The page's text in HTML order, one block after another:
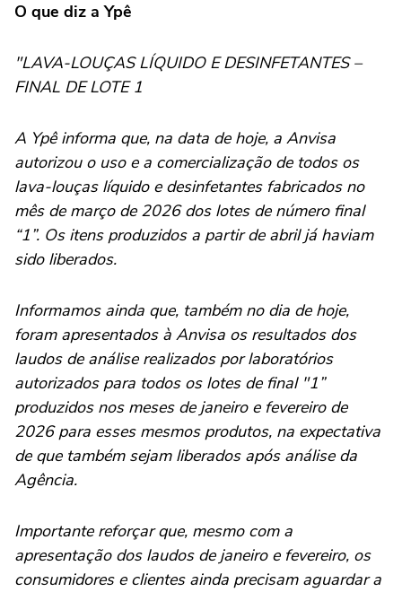
O que diz a Ypê
"LAVA-LOUÇAS LÍQUIDO E DESINFETANTES –
FINAL DE LOTE 1
A Ypê informa que, na data de hoje, a Anvisa
autorizou o uso e a comercialização de todos os
lava-louças líquido e desinfetantes fabricados no
mês de março de 2026 dos lotes de número final
“1”. Os itens produzidos a partir de abril já haviam
sido liberados.
Informamos ainda que, também no dia de hoje,
foram apresentados à Anvisa os resultados dos
laudos de análise realizados por laboratórios
autorizados para todos os lotes de final "1”
produzidos nos meses de janeiro e fevereiro de
2026 para esses mesmos produtos, na expectativa
de que também sejam liberados após análise da
Agência.
Importante reforçar que, mesmo com a
apresentação dos laudos de janeiro e fevereiro, os
consumidores e clientes ainda precisam aguardar a